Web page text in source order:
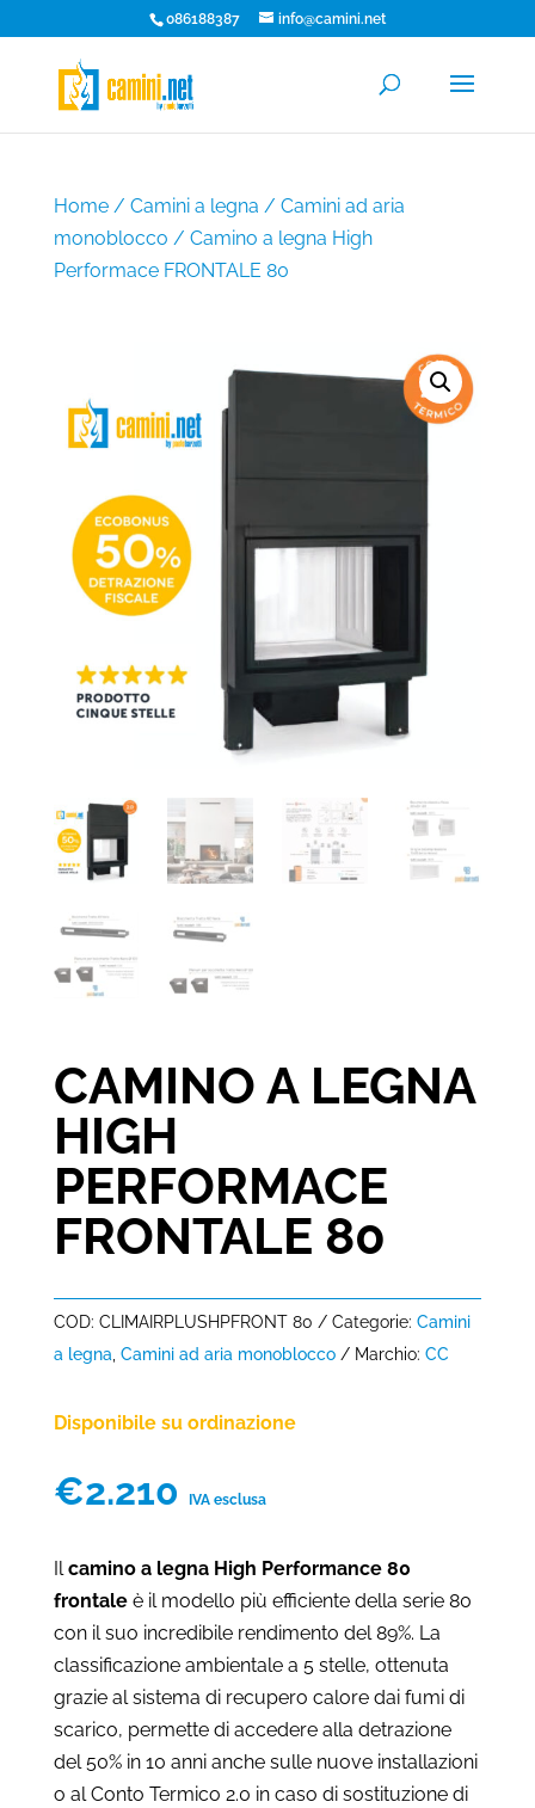
086188387 info@camini.net
Home/ Camini a legna / Camini ad aria
monoblocco / Camino a legna High
Performace FRONTALE 80
CAMINO A LEGNA
HIGH
PERFORMACE
FRONTALE 80
COD: CLIMAIRPLUSHPFRONT 80 Categorie: Camini
a legna, Camini ad aria monoblocco Marchio: CC
Disponibile su ordinazione
€2.210 IVA esclusa
Ilcamino a legna High Performance 80
frontaleè il modello più efficiente della serie 80
con il suo incredibile rendimento del 89%. La
classificazione ambientale a 5 stelle, ottenuta
grazie al sistema di recupero calore dai fumi di
scarico, permette di accedere alla detrazione
del 50% in 10 anni anche sulle nuove installazioni
o al Conto Termico 2.0 in caso di sostituzione di